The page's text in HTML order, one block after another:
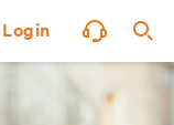
Login